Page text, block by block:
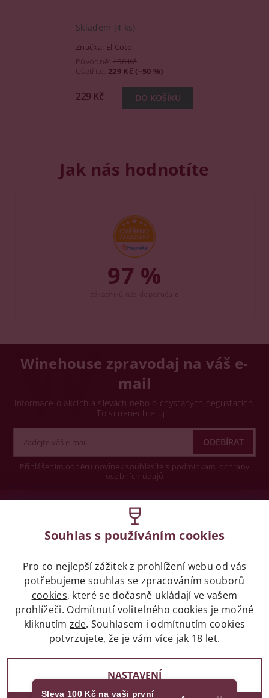
Skladem (4 ks)
Značka: El Coto
Původně: 458 Kč
Ušetříte: 229 Kč (–50 %)
229 Kč
Jak nás hodnotíte
97 %
Winehouse zpravodaj na váš e-
mail
Informace o akcích a slevách nebo o chystaných degustacích.
To si nenechte ujít.
Přihlášením odběru novinek souhlasíte s podmínkami ochrany
osobních údajů
Legislativa
Zákaz prodeje alkoholických nápojů osobám
mladších 18 let.
Naše služby
Souhlas s používáním cookies
Pro co nejlepší zážitek z prohlížení webu od vás
potřebujeme souhlas se zpracováním souborů
cookies, které se dočasně ukládají ve vašem
prohlížeči. Odmítnutí volitelného cookies je možné
kliknutím zde. Souhlasem i odmítnutím cookies
potvrzujete, že je vám více jak 18 let.
NASTAVENÍ
Sleva 100 Kč na vaši první